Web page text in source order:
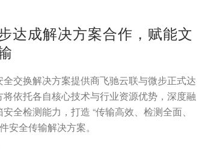
达成解决方案合作，赋能文
交换解决方案提供商飞驰云联与微步正式达
依托各自核心技术与行业资源优势，深度融
全检测能力，打造 “传输高效、检测全面、
安全传输解决方案。